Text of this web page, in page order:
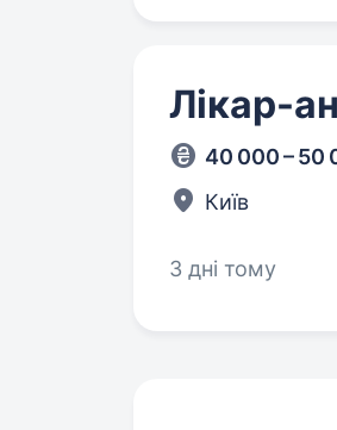
Лікар-
40 000 – 50
Київ
3 дні тому